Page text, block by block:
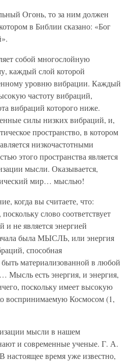
Огонь, то за ним должен
в Библии сказано: «Бог
собой многослойную
каждый слой которой
уровню вибрации. Каждый
частоту вибраций,
вибраций которого ниже.
силы низких вибраций, и,
пространство, в котором
низкочастотными
этого пространства является
мысли. Оказывается,
мир… мыслью!
когда вы считаете, что:
слово соответствует
и не является энергией
была МЫСЛЬ, или энергия
способная
быть материализованной в любой
Мысль есть энергия, и энергия,
поскольку имеет высокую
воспринимаемую Космосом (1,
мысли в нашем
и современные ученые. Г. А.
время уже известно,